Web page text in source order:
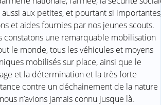
aussi aux petites, et pourtant si
et aides fournies par nos jeunes scouts.
constatons une remarquable mobilisation
le monde, tous les véhicules et moyens
mobilisés sur place, ainsi que le
et la détermination et la très forte
contre un déchainement de la nature
n’avions jamais connu jusque là.